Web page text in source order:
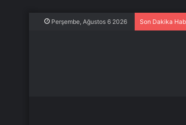
Perşembe, Ağustos 6 2026 Son Dakika